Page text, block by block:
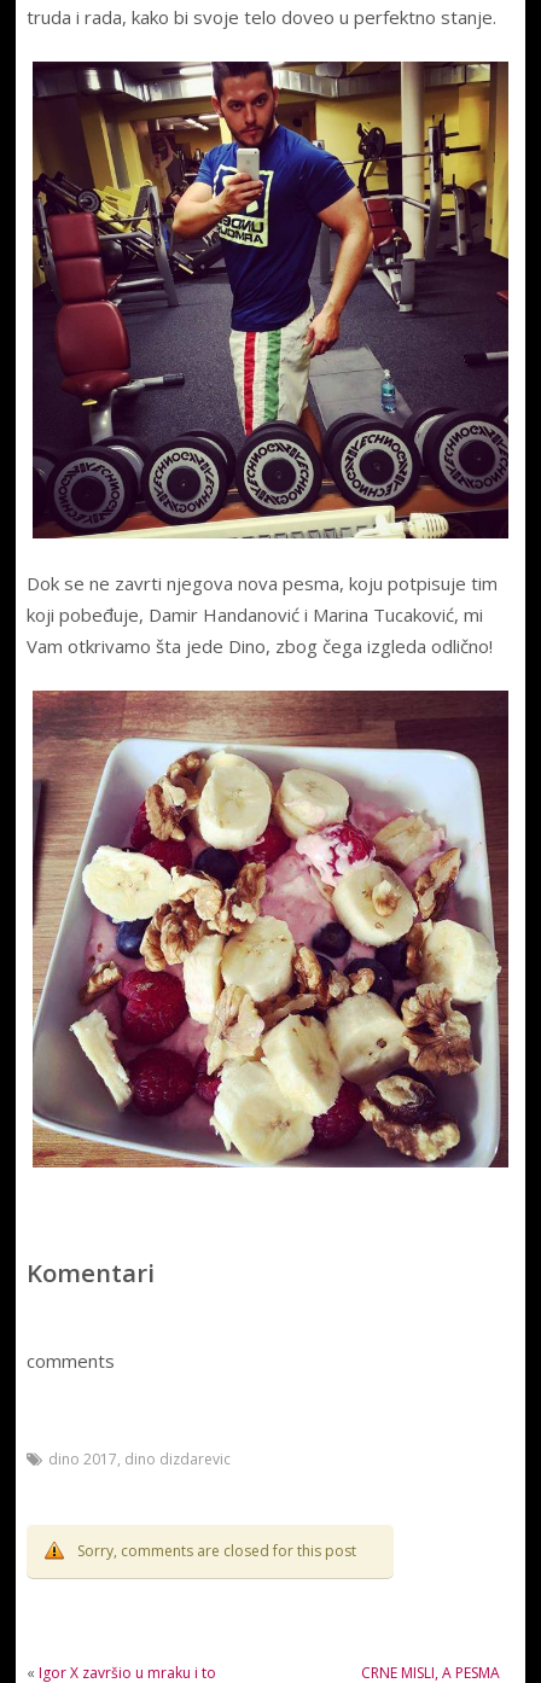
truda i rada, kako bi svoje telo doveo u perfektno stanje.
Dok se ne zavrti njegova nova pesma, koju potpisuje tim
koji pobeđuje, Damir Handanović i Marina Tucaković, mi
Vam otkrivamo šta jede Dino, zbog čega izgleda odlično!
Komentari
comments
dino 2017, dino dizdarevic
Sorry, comments are closed for this post
« Igor X završio u mraku i to CRNE MISLI, A PESMA